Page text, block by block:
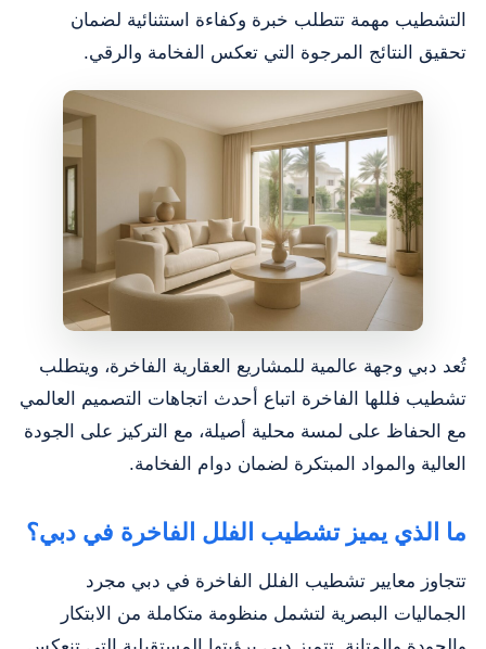
التشطيب مهمة تتطلب خبرة وكفاءة استثنائية لضمان
تحقيق النتائج المرجوة التي تعكس الفخامة والرقي.
تُعد دبي وجهة عالمية للمشاريع العقارية الفاخرة، ويتطلب
تشطيب فللها الفاخرة اتباع أحدث اتجاهات التصميم العالمي
مع الحفاظ على لمسة محلية أصيلة، مع التركيز على الجودة
العالية والمواد المبتكرة لضمان دوام الفخامة.
ما الذي يميز تشطيب الفلل الفاخرة في دبي؟
تتجاوز معايير تشطيب الفلل الفاخرة في دبي مجرد
الجماليات البصرية لتشمل منظومة متكاملة من الابتكار